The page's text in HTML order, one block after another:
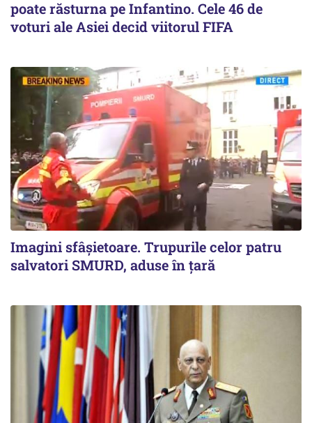
poate răsturna pe Infantino. Cele 46 de
voturi ale Asiei decid viitorul FIFA
Imagini sfâșietoare. Trupurile celor patru
salvatori SMURD, aduse în țară